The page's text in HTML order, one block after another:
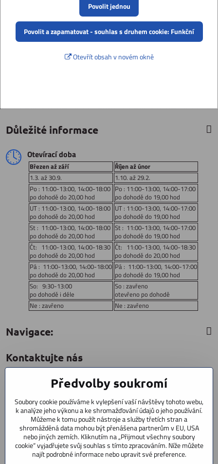
Povolit jednou
Povolit a zapamatovat - souhlas s druhem cookie: Funkční
Otevřít obsah v novém okně
Důležité informace
Otevírací doba
Březen až září
Říjen až únor
1.3. až 30.9.
1.10. až 29.2.
Po : 11:00-13:00, 14:00-18:00
po dohodě do 20,00 hod
Po : 11:00-13:00, 14:00-17:00
po dohodě do 19,00 hod
UT : 11:00-13:00, 14:00-18:00
po dohodě do 20,00 hod
UT : 11:00-13:00, 14:00-17:00
po dohodě do 19,00 hod
St : 11:00-13:00, 14:00-18:00
po dohodě do 20,00 hod
St : 11:00-13:00, 14:00-17:00
po dohodě do 19,00 hod
Čt: 11:00-13:00, 14:00-18:30
po dohodě do 20,00 hod
Čt: 11:00-13:00, 14:00-18:30
po dohodě do 20,00 hod
Pá : 11:00-13:00, 14:00-18:00
po dohodě do 20,00 hod
Pá : 11:00-13:00, 14:00-17:00
po dohodě do 19,00 hod
So: 9:30-13:00
po dohodě i déle
So : zavřeno
otevřeno po dohodě
Ne : zavřeno
Ne : zavřeno
Navigace:
Kontaktujte nás
CYCLESTAR s​.r​.o​.
Praha 5 Radotín
153 00
+420 602 856 404
+420 723 603 807
servis
Předvolby soukromí
Soubory cookie používáme k vylepšení vaší návštěvy tohoto webu,
k analýze jeho výkonu a ke shromažďování údajů o jeho používání.
Můžeme k tomu použít nástroje a služby třetích stran a
shromážděná data mohou být přenášena partnerům v EU, USA
nebo jiných zemích. Kliknutím na „Přijmout všechny soubory
cookie“ vyjadřujete svůj souhlas s tímto zpracováním. Níže můžete
najít podrobné informace nebo upravit své preference.